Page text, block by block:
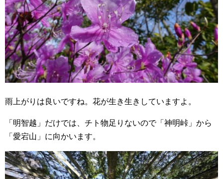
雨上がりは良いですね。花が生き生きしていますよ。
「明智越」だけでは、チト物足りないので「神明峠」から
「愛宕山」に向かいます。